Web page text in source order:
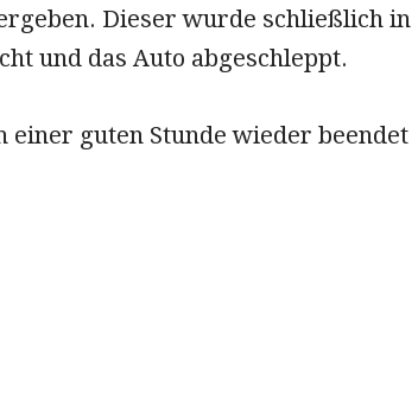
Dieser wurde schließlich in
und das Auto abgeschleppt.
einer guten Stunde wieder beendet